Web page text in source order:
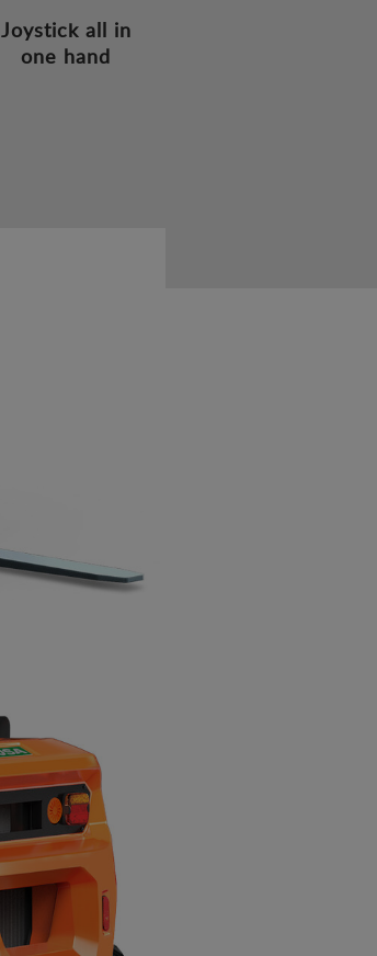
Joystick all in
one hand